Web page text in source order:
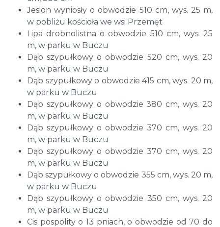
Jesion wyniosły o obwodzie 510 cm, wys. 25 m,
w pobliżu kościoła we wsi Przemęt
Lipa drobnolistna o obwodzie 510 cm, wys. 25
m, w parku w Buczu
Dąb szypułkowy o obwodzie 520 cm, wys. 20
m, w parku w Buczu
Dąb szypułkowy o obwodzie 415 cm, wys. 20 m,
w parku w Buczu
Dąb szypułkowy o obwodzie 380 cm, wys. 20
m, w parku w Buczu
Dąb szypułkowy o obwodzie 370 cm, wys. 20
m, w parku w Buczu
Dąb szypułkowy o obwodzie 370 cm, wys. 20
m, w parku w Buczu
Dąb szypułkowy o obwodzie 355 cm, wys. 20 m,
w parku w Buczu
Dąb szypułkowy o obwodzie 350 cm, wys. 20
m, w parku w Buczu
Cis pospolity o 13 pniach, o obwodzie od 70 do